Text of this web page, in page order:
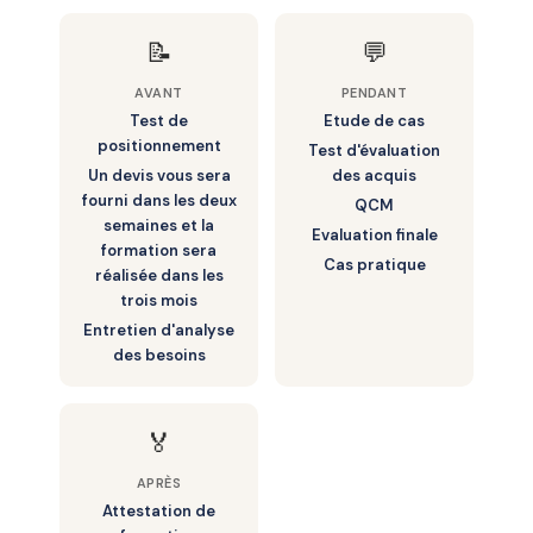
📝
AVANT
Test de
positionnement
Un devis vous sera
fourni dans les deux
semaines et la
formation sera
réalisée dans les
trois mois
Entretien d'analyse
des besoins
💬
PENDANT
Etude de cas
Test d'évaluation
des acquis
QCM
Evaluation finale
Cas pratique
🏅
APRÈS
Attestation de